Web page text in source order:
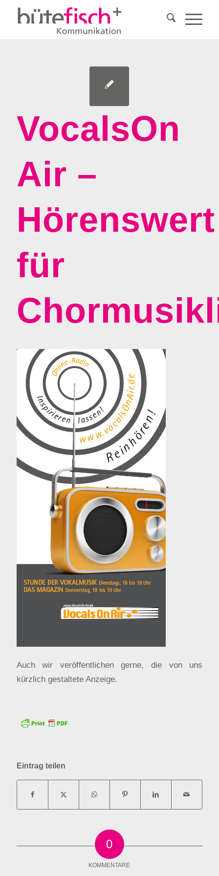
VocalsOn
Air –
Hörenswert
für
Auch wir veröffentlichen gerne, die von uns
kürzlich gestaltete Anzeige.
Eintrag teilen
0
KOMMENTARE